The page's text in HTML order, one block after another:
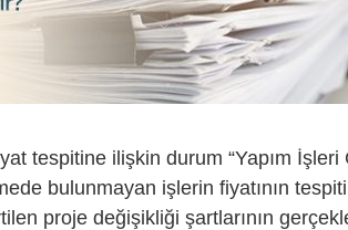
tespitine ilişkin durum “Yapım İşleri
bulunmayan işlerin fiyatının
proje değişikliği şartlarının